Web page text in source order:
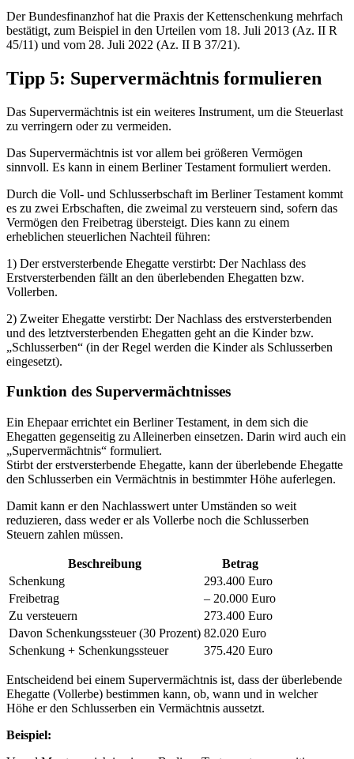
Der Bundesfinanzhof hat die Praxis der Kettenschenkung mehrfach
bestätigt, zum Beispiel in den Urteilen vom 18. Juli 2013 (Az. II R
45/11) und vom 28. Juli 2022 (Az. II B 37/21).
Tipp 5: Supervermächtnis formulieren
Das Supervermächtnis ist ein weiteres Instrument, um die Steuerlast
zu verringern oder zu vermeiden.
Das Supervermächtnis ist vor allem bei größeren Vermögen
sinnvoll. Es kann in einem Berliner Testament formuliert werden.
Durch die Voll- und Schlusserbschaft im Berliner Testament kommt
es zu zwei Erbschaften, die zweimal zu versteuern sind, sofern das
Vermögen den Freibetrag übersteigt. Dies kann zu einem
erheblichen steuerlichen Nachteil führen:
1) Der erstversterbende Ehegatte verstirbt: Der Nachlass des
Erstversterbenden fällt an den überlebenden Ehegatten bzw.
Vollerben.
2) Zweiter Ehegatte verstirbt: Der Nachlass des erstversterbenden
und des letztversterbenden Ehegatten geht an die Kinder bzw.
„Schlusserben“ (in der Regel werden die Kinder als Schlusserben
eingesetzt).
Funktion des Supervermächtnisses
Ein Ehepaar errichtet ein Berliner Testament, in dem sich die
Ehegatten gegenseitig zu Alleinerben einsetzen. Darin wird auch ein
„Supervermächtnis“ formuliert.
Stirbt der erstversterbende Ehegatte, kann der überlebende Ehegatte
den Schlusserben ein Vermächtnis in bestimmter Höhe auferlegen.
Damit kann er den Nachlasswert unter Umständen so weit
reduzieren, dass weder er als Vollerbe noch die Schlusserben
Steuern zahlen müssen.
Beschreibung
Betrag
Schenkung
293.400 Euro
Freibetrag
– 20.000 Euro
Zu versteuern
273.400 Euro
Davon Schenkungssteuer (30 Prozent) 82.020 Euro
Schenkung + Schenkungssteuer
375.420 Euro
Entscheidend bei einem Supervermächtnis ist, dass der überlebende
Ehegatte (Vollerbe) bestimmen kann, ob, wann und in welcher
Höhe er den Schlusserben ein Vermächtnis aussetzt.
Beispiel: